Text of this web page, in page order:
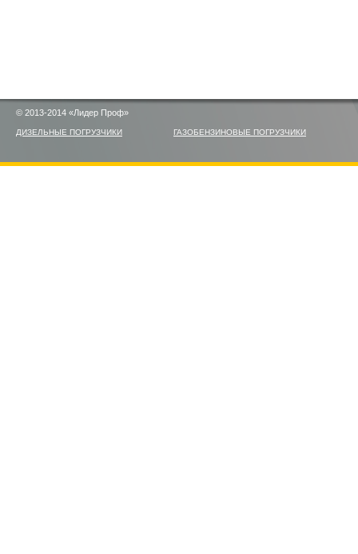
© 2013-2014 «Лидер Проф»
ДИЗЕЛЬНЫЕ ПОГРУЗЧИКИ ГАЗОБЕНЗИНОВЫЕ ПОГРУЗЧИКИ